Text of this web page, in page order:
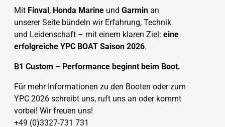
Mit Finval, Honda Marine und Garmin an
unserer Seite bündeln wir Erfahrung, Technik
und Leidenschaft – mit einem klaren Ziel: eine
erfolgreiche YPC BOAT Saison 2026.
B1 Custom – Performance beginnt beim Boot.
Für mehr Informationen zu den Booten oder zum
YPC 2026 schreibt uns, ruft uns an oder kommt
vorbei! Wir freuen uns!
+49 (0)3327-731 731